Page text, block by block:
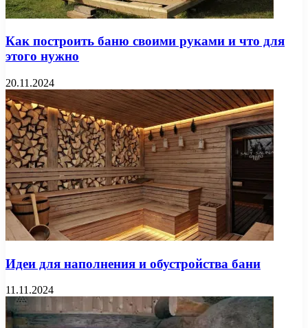
Как построить баню своими руками и что для
этого нужно
20.11.2024
Идеи для наполнения и обустройства бани
11.11.2024